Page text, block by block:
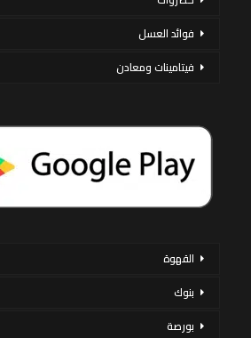
فوائد العسل
فيتامينات ومعادن
القهوة
بنوك
بورصة